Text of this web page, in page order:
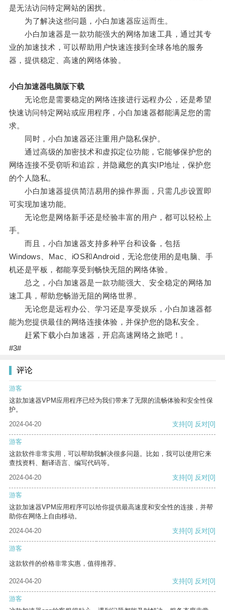
是无法访问特定网站的困扰。
为了解决这些问题，小白加速器应运而生。
小白加速器是一款功能强大的网络加速工具，通过其专
业的加速技术，可以帮助用户快速连接到全球各地的服务
器，提供稳定、高速的网络体验。
小白加速器电脑版下载
无论您是需要稳定的网络连接进行远程办公，还是希望
快速访问特定网站或应用程序，小白加速器都能满足您的需
求。
同时，小白加速器还注重用户隐私保护。
通过高级的加密技术和虚拟定位功能，它能够保护您的
网络连接不受窃听和追踪，并隐藏您的真实IP地址，保护您
的个人隐私。
小白加速器提供简洁易用的操作界面，只需几步设置即
可实现加速功能。
无论您是网络新手还是经验丰富的用户，都可以轻松上
手。
而且，小白加速器支持多种平台和设备，包括
Windows、Mac、iOS和Android，无论您使用的是电脑、手
机还是平板，都能享受到畅快无阻的网络体验。
总之，小白加速器是一款功能强大、安全稳定的网络加
速工具，帮助您畅游无阻的网络世界。
无论您是远程办公、学习还是享受娱乐，小白加速器都
能为您提供最佳的网络连接体验，并保护您的隐私安全。
赶紧下载小白加速器，开启高速网络之旅吧！。
#3#
评论
游客
这款加速器VPM应用程序已经为我们带来了无限的流畅体验和安全性保
护。
2024-04-20
支持[0] 反对[0]
游客
这款软件非常实用，可以帮助我解决很多问题。比如，我可以使用它来
查找资料、翻译语言、编写代码等。
2024-04-20
支持[0] 反对[0]
游客
这款加速器VPM应用程序可以给你提供最高速度和安全性的连接，并帮
助你在网络上自由移动。
2024-04-20
支持[0] 反对[0]
游客
这款软件的价格非常实惠，值得推荐。
2024-04-20 支持[0] 反对[0]
游客